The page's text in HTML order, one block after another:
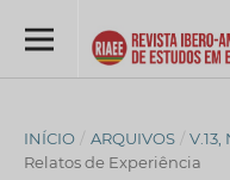
INÍCIO / ARQUIVOS / V.13,
Relatos de Experiência